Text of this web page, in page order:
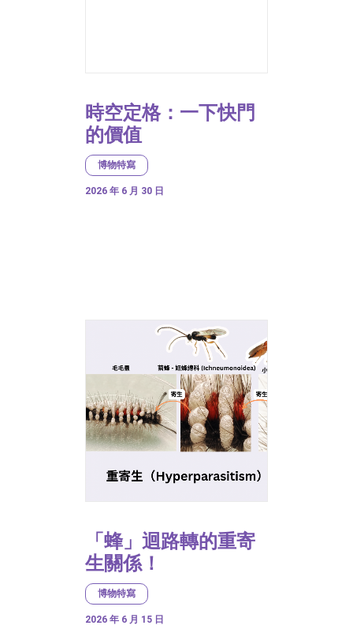
時空定格：一下快門
的價值
博物特寫
2026 年 6 月 30 日
「蜂」迴路轉的重寄
生關係！
博物特寫
2026 年 6 月 15 日